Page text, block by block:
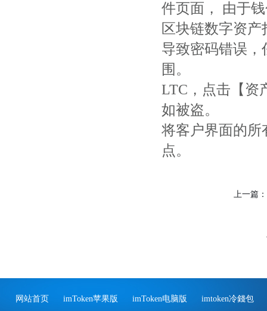
件页面， 由于
区块链数字资
导致密码错误
围。
LTC，点击【资
如被盗。
将客户界面的所
点。
上一篇：
网站首页 imToken苹果版 imToken电脑版 imtoken冷錢包